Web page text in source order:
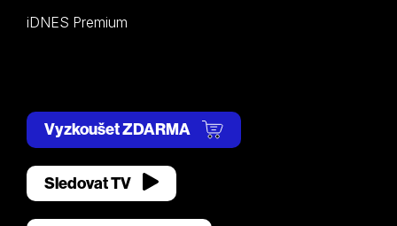
iDNES Premium
Vyzkoušet ZDARMA
Sledovat TV